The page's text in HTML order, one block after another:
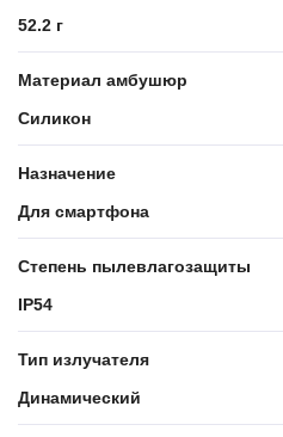
52.2 г
Материал амбушюр
Силикон
Назначение
Для смартфона
Степень пылевлагозащиты
IP54
Тип излучателя
Динамический